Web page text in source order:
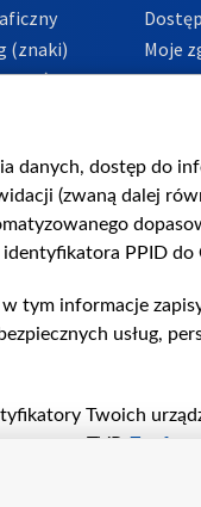
(znaki)
Moje
danych, dostęp do
(zwaną dalej
PPID do
w tym informacje
usług,
Twoich
przez TVP,
dostęp do nich,
wyboru